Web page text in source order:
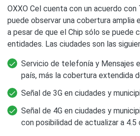
OXXO Cel cuenta con un acuerdo
puede observar una cobertura amplia
a pesar de que el Chip sólo se puede
entidades. Las ciudades son las
Servicio de telefonía y Mensajes
país, más la cobertura extendida
Señal de 3G en ciudades y
Señal de 4G en ciudades y
con posibilidad de actualizar a 4.5